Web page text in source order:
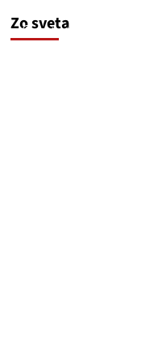
Zo sveta
medvedar